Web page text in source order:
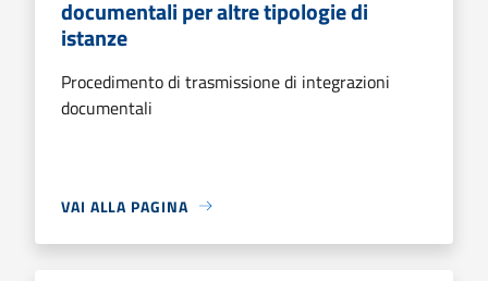
documentali per altre tipologie di
istanze
Procedimento di trasmissione di integrazioni
documentali
VAI ALLA PAGINA